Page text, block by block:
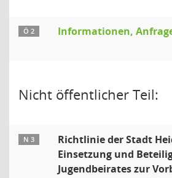
Ö 2 Informationen,
Nicht öffentlicher Teil:
N 3
Richtlinie der Stadt
Einsetzung und
Jugendbeirates zur